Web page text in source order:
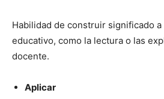
Habilidad de construir significado
educativo, como la lectura o las
docente.
Aplicar